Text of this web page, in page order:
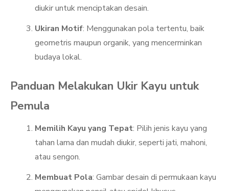
diukir untuk menciptakan desain.
Ukiran Motif: Menggunakan pola tertentu, baik
geometris maupun organik, yang mencerminkan
budaya lokal.
Panduan Melakukan Ukir Kayu untuk
Pemula
Memilih Kayu yang Tepat: Pilih jenis kayu yang
tahan lama dan mudah diukir, seperti jati, mahoni,
atau sengon.
Membuat Pola: Gambar desain di permukaan kayu